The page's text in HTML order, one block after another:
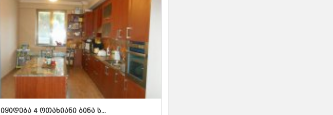
იყიდება 4 ოთახიანი ბინა ს...